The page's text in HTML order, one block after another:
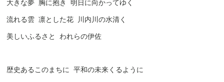
大きな夢 胸に抱き 明日に向かってゆく
流れる雲 凛とした花 川内川の水清く
美しいふるさと われらの伊佐
歴史あるこのまちに 平和の未来くるように